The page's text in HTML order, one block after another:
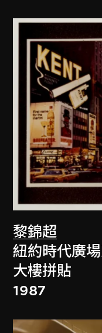
黎錦超
紐約時代廣
大樓拼貼
1987